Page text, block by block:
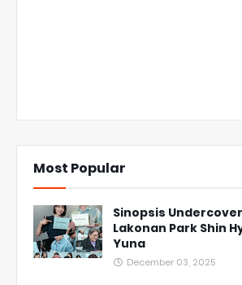
Most Popular
Sinopsis
Lakonan Park Shin
Yuna
December 03, 2025